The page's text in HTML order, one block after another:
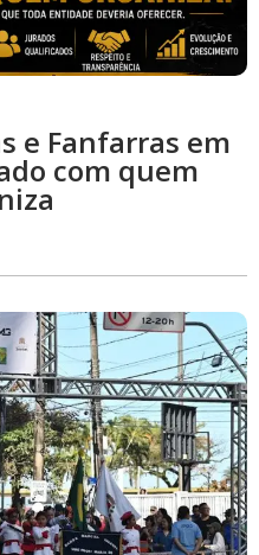
e Fanfarras em
com quem